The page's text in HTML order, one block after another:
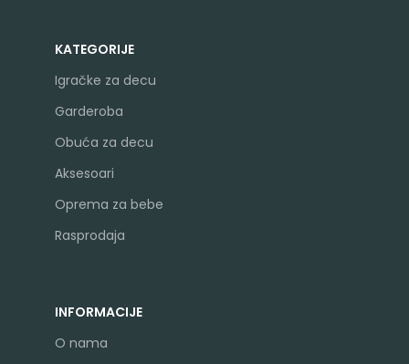
KATEGORIJE
Igračke za decu
Garderoba
Obuća za decu
Aksesoari
Oprema za bebe
Rasprodaja
INFORMACIJE
O nama